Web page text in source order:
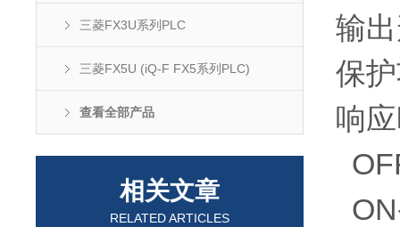
三菱FX3U系列PLC
三菱FX5U (iQ-F FX5系列PLC)
查看全部产品
相关文章
RELATED ARTICLES
输
保
响